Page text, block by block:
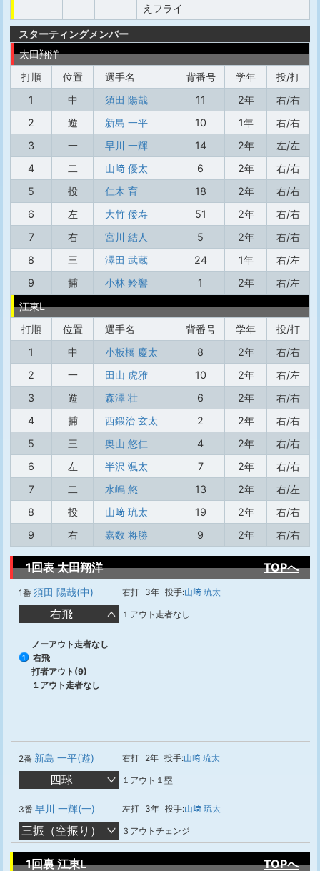
えフライ
スターティングメンバー
太田翔洋
打順
位置 選手名 背番号 学年
投/打
1
中 須田 陽哉 11 2年
右/右
2
遊 新島 一平 10 1年
右/右
3
一 早川 一輝 14 2年
左/左
4
二 山﨑 優太 6 2年
右/右
5
投 仁木 育 18 2年
右/右
6
左 大竹 倭寿 51 2年
右/右
7
右 宮川 結人 5 2年
右/右
8
三 澤田 武蔵 24 1年
右/左
9
捕 小林 羚響 1 2年
右/左
江東L
打順
位置 選手名 背番号 学年
投/打
1
中 小板橋 慶太 8 2年
右/右
2
一 田山 虎雅 10 2年
右/左
3
遊 森澤 壮 6 2年
右/右
4
捕 西鍛治 玄太 2 2年
右/右
5
三 奥山 悠仁 4 2年
右/右
6
左 半沢 颯太 7 2年
右/右
7
二 水嶋 悠 13 2年
右/左
8
投 山﨑 琉太 19 2年
右/右
9
右 嘉数 将勝 9 2年 右/右
1回表 太田翔洋 TOPへ
1番 須田 陽哉(中) 右打 3年 投手:山﨑 琉太
右飛 １アウト走者なし
ノーアウト走者なし
1
右飛
打者アウト(9)
１アウト走者なし
2番 新島 一平(遊) 右打 2年 投手:山﨑 琉太
四球 １アウト１塁
3番 早川 一輝(一) 左打 3年 投手:山﨑 琉太
三振（空振り） ３アウトチェンジ
1回裏 江東L TOPへ